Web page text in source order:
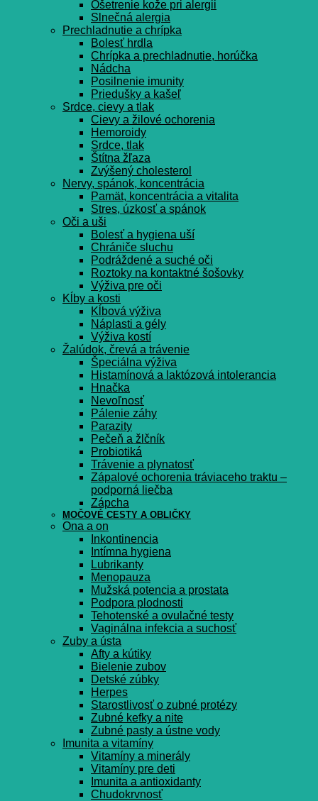
Ošetrenie kože pri alergii
Slnečná alergia
Prechladnutie a chrípka
Bolesť hrdla
Chrípka a prechladnutie, horúčka
Nádcha
Posilnenie imunity
Priedušky a kašeľ
Srdce, cievy a tlak
Cievy a žilové ochorenia
Hemoroidy
Srdce, tlak
Štítna žľaza
Zvýšený cholesterol
Nervy, spánok, koncentrácia
Pamät, koncentrácia a vitalita
Stres, úzkosť a spánok
Oči a uši
Bolesť a hygiena uší
Chrániče sluchu
Podráždené a suché oči
Roztoky na kontaktné šošovky
Výživa pre oči
Kĺby a kosti
Kĺbová výživa
Náplasti a gély
Výživa kostí
Žalúdok, črevá a trávenie
Špeciálna výživa
Histamínová a laktózová intolerancia
Hnačka
Nevoľnosť
Pálenie záhy
Parazity
Pečeň a žlčník
Probiotiká
Trávenie a plynatosť
Zápalové ochorenia tráviaceho traktu –
podporná liečba
Zápcha
MOČOVÉ CESTY A OBLIČKY
Ona a on
Inkontinencia
Intímna hygiena
Lubrikanty
Menopauza
Mužská potencia a prostata
Podpora plodnosti
Tehotenské a ovulačné testy
Vaginálna infekcia a suchosť
Zuby a ústa
Afty a kútiky
Bielenie zubov
Detské zúbky
Herpes
Starostlivosť o zubné protézy
Zubné kefky a nite
Zubné pasty a ústne vody
Imunita a vitamíny
Vitamíny a minerály
Vitamíny pre deti
Imunita a antioxidanty
Chudokrvnosť